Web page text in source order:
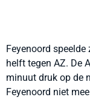
Feyenoord
helft tegen AZ. De
minuut druk op de
Feyenoord niet